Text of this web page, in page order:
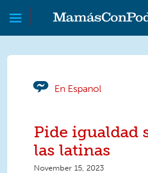
Skip to main content
Skip to main content
En Espanol
Pide igualdad
las latinas
November 15, 2023